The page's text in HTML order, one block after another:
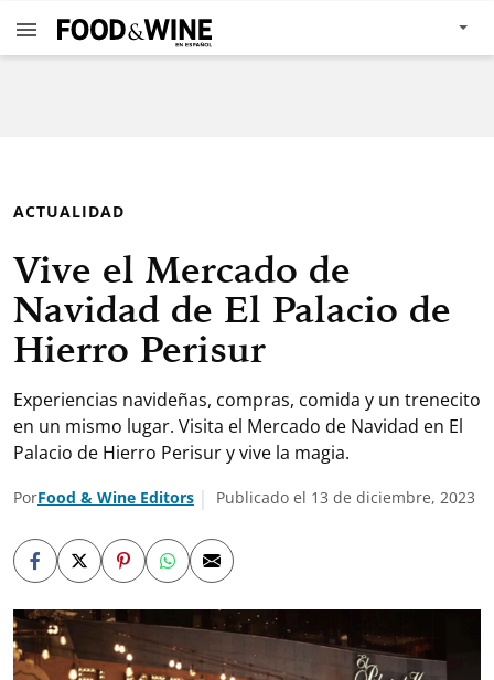
ACTUALIDAD
Vive el Mercado de
Navidad de El Palacio de
Hierro Perisur
Experiencias navideñas, compras, comida y un trenecito
en un mismo lugar. Visita el Mercado de Navidad en El
Palacio de Hierro Perisur y vive la magia.
PorFood & Wine Editors Publicado el 13 de diciembre, 2023